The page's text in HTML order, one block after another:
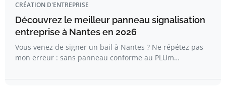
CRÉATION D'ENTREPRISE
Découvrez le meilleur panneau signalisation
entreprise à Nantes en 2026
Vous venez de signer un bail à Nantes ? Ne répétez pas
mon erreur : sans panneau conforme au PLUm…